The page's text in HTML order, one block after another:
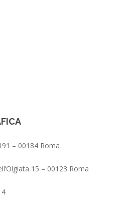
– 00184 Roma
15 – 00123 Roma